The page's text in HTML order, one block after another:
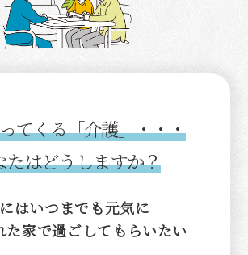
てくる「介護」・・・
たはどうしますか？
はいつまでも元気に
た家で過ごしてもらいたい